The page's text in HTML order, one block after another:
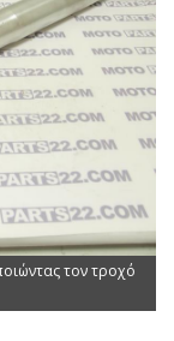
τον τροχό